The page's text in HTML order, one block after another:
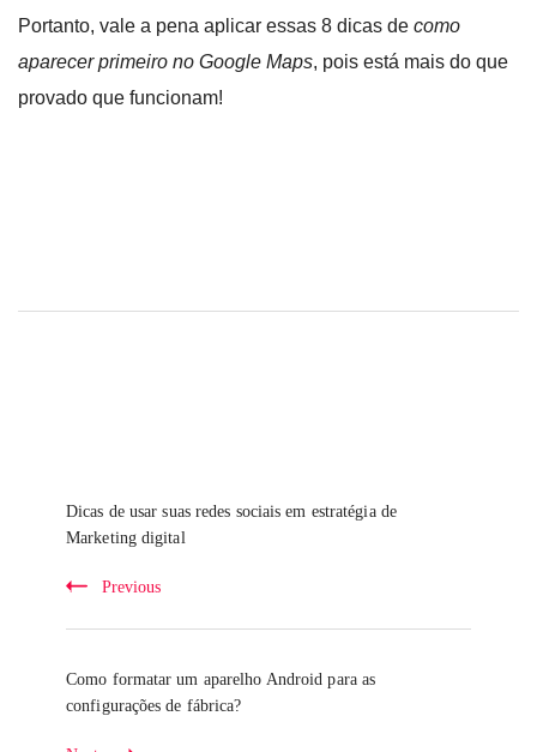
Portanto, vale a pena aplicar essas 8 dicas de como
aparecer primeiro no Google Maps, pois está mais do que
provado que funcionam!
Navigation
Dicas de usar suas redes sociais em estratégia de
Marketing digital
Previous
Como formatar um aparelho Android para as
configurações de fábrica?